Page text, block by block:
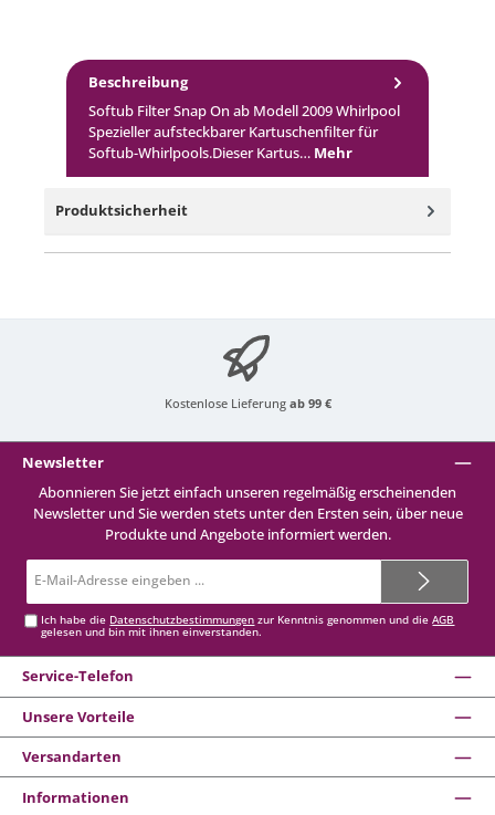
Beschreibung
Softub Filter Snap On ab Modell 2009 Whirlpool
Spezieller aufsteckbarer Kartuschenfilter für
Softub-Whirlpools.Dieser Kartus… Mehr
Produktsicherheit
Kostenlose Lieferung ab 99 €
Newsletter
Abonnieren Sie jetzt einfach unseren regelmäßig erscheinenden
Newsletter und Sie werden stets unter den Ersten sein, über neue
Produkte und Angebote informiert werden.
Mail-
Ich habe die Datenschutzbestimmungen zur Kenntnis genommen und dieAGB
gelesen und bin mit ihnen einverstanden.
Service-Telefon
Unsere Vorteile
Versandarten
Informationen